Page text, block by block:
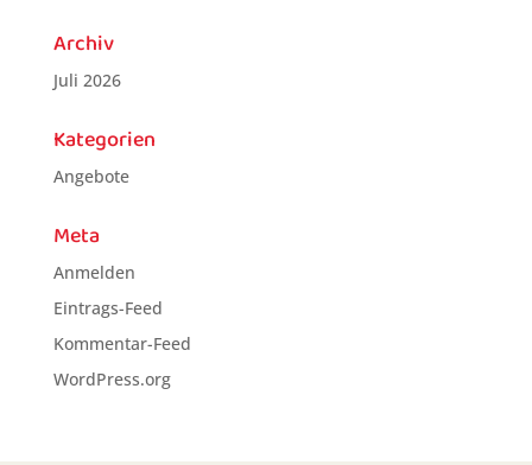
Archiv
Juli 2026
Kategorien
Angebote
Meta
Anmelden
Eintrags-Feed
Kommentar-Feed
WordPress.org